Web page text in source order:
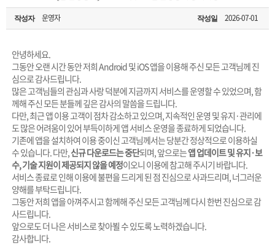
노
하
우
객
센
터
마
이
페
이
지
주
문
조
회
입금확인이 안되는 상황을 대비해 꼭 입금후 고객센터 연락바랍니다.
작성자 운영자 작성일 2026-07-01
안녕하세요.
그동안 오랜 시간 동안 저희 Android 및 iOS 앱을 이용해 주신 모든 고객님께 진
심으로 감사드립니다.
많은 고객님들의 관심과 사랑 덕분에 지금까지 서비스를 운영할 수 있었으며, 함
께해 주신 모든 분들께 깊은 감사의 말씀을 드립니다.
다만, 최근 앱 이용 고객이 점차 감소하고 있으며, 지속적인 운영 및 유지·관리에
도 많은 어려움이 있어 부득이하게 앱 서비스 운영을 종료하게 되었습니다.
기존에 앱을 설치하여 이용 중이신 고객님께서는 당분간 정상적으로 이용하실
수 있습니다. 다만,신규 다운로드는 중단되며, 앞으로는앱 업데이트 및 유지·보
수, 기술 지원이 제공되지 않을 예정이오니 이용에 참고해 주시기 바랍니다.
서비스 종료로 인해 이용에 불편을 드리게 된 점 진심으로 사과드리며, 너그러운
양해를 부탁드립니다.
그동안 저희 앱을 아껴주시고 함께해 주신 모든 고객님께 다시 한번 진심으로 감
사드립니다.
앞으로도 더 나은 서비스로 찾아뵐 수 있도록 노력하겠습니다.
감사합니다.